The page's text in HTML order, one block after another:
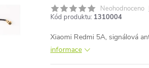
Neohodnoceno
Kód produktu: 1310004
Xiaomi Redmi 5A, signálová
informace